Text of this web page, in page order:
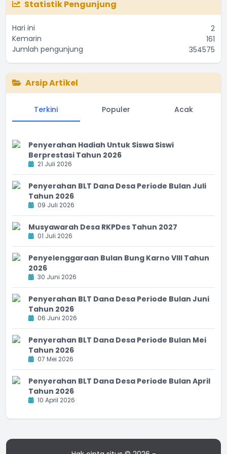
Statistik Pengunjung
Hari ini
2
Kemarin
161
Jumlah pengunjung
354575
Arsip Artikel
Terkini Populer Acak
Penyerahan Hadiah Untuk Siswa Siswi
Berprestasi Tahun 2026
21 Juli 2026
Penyerahan BLT Dana Desa Periode Bulan Juli
Tahun 2026
09 Juli 2026
Musyawarah Desa RKPDes Tahun 2027
01 Juli 2026
Penyelenggaraan Bulan Bung Karno VIII Tahun
2026
30 Juni 2026
Penyerahan BLT Dana Desa Periode Bulan Juni
Tahun 2026
06 Juni 2026
Penyerahan BLT Dana Desa Periode Bulan Mei
Tahun 2026
07 Mei 2026
Penyerahan BLT Dana Desa Periode Bulan April
Tahun 2026
10 April 2026